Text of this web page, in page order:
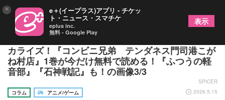
本屋大賞作家による大人気お仕事小説、待望のコミ
カライズ！『コンビニ兄弟 テンダネス門司港こが
ね村店』1巻が今だけ無料で読める！『ふつうの軽
音部』『石神戦記』も！の画像3/3
SPICER
コラム
アニメ/ゲーム 2026.5.15
× e＋(イープラス)アプリ - チケッ
ト・ニュース・スマチケ
eplus inc.
無料 - Google Play
表示